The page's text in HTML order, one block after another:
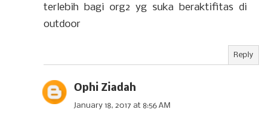
terlebih bagi org2 yg suka beraktifitas di
outdoor
Reply
Ophi Ziadah
January 18, 2017 at 8:56 AM